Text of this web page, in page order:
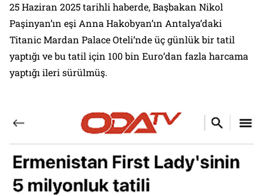
25 Haziran 2025 tarihli haberde, Başbakan Nikol
Paşinyan’ın eşi Anna Hakobyan’ın Antalya’daki
Titanic Mardan Palace Oteli’nde üç günlük bir tatil
yaptığı ve bu tatil için 100 bin Euro’dan fazla harcama
yaptığı ileri sürülmüş.